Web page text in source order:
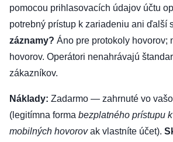
pomocou prihlasovacích údajov účtu
potrebný prístup k zariadeniu ani ďalší
záznamy? Áno pre protokoly hovorov;
hovorov. Operátori nenahrávajú
zákazníkov.
Náklady: Zadarmo — zahrnuté vo
(legitímna forma bezplatného prístupu
mobilných hovorovak vlastníte účet).